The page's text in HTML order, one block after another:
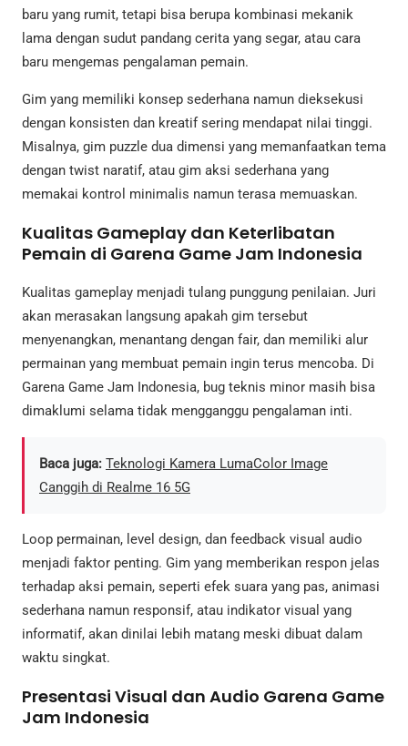
baru yang rumit, tetapi bisa berupa kombinasi mekanik
lama dengan sudut pandang cerita yang segar, atau cara
baru mengemas pengalaman pemain.
Gim yang memiliki konsep sederhana namun dieksekusi
dengan konsisten dan kreatif sering mendapat nilai tinggi.
Misalnya, gim puzzle dua dimensi yang memanfaatkan tema
dengan twist naratif, atau gim aksi sederhana yang
memakai kontrol minimalis namun terasa memuaskan.
Kualitas Gameplay dan Keterlibatan
Pemain di Garena Game Jam Indonesia
Kualitas gameplay menjadi tulang punggung penilaian. Juri
akan merasakan langsung apakah gim tersebut
menyenangkan, menantang dengan fair, dan memiliki alur
permainan yang membuat pemain ingin terus mencoba. Di
Garena Game Jam Indonesia, bug teknis minor masih bisa
dimaklumi selama tidak mengganggu pengalaman inti.
Baca juga: Teknologi Kamera LumaColor Image
Canggih di Realme 16 5G
Loop permainan, level design, dan feedback visual audio
menjadi faktor penting. Gim yang memberikan respon jelas
terhadap aksi pemain, seperti efek suara yang pas, animasi
sederhana namun responsif, atau indikator visual yang
informatif, akan dinilai lebih matang meski dibuat dalam
waktu singkat.
Presentasi Visual dan Audio Garena Game
Jam Indonesia